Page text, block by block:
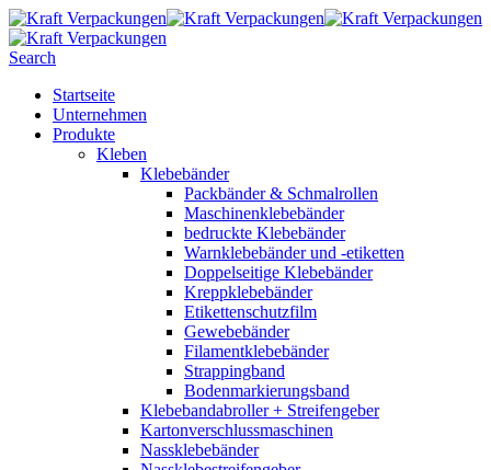
Search
Startseite
Unternehmen
Produkte
Kleben
Klebebänder
Packbänder & Schmalrollen
Maschinenklebebänder
bedruckte Klebebänder
Warnklebebänder und -etiketten
Doppelseitige Klebebänder
Kreppklebebänder
Etikettenschutzfilm
Gewebebänder
Filamentklebebänder
Strappingband
Bodenmarkierungsband
Klebebandabroller + Streifengeber
Kartonverschlussmaschinen
Nassklebebänder